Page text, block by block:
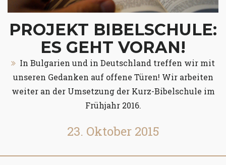
PROJEKT BIBELSCHULE:
ES GEHT VORAN!
In Bulgarien und in Deutschland treffen wir mit
unseren Gedanken auf offene Türen! Wir arbeiten
weiter an der Umsetzung der Kurz-Bibelschule im
Frühjahr 2016.
23. Oktober 2015